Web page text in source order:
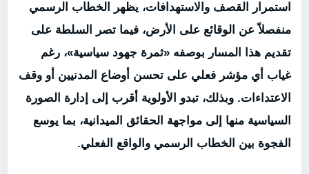
استمرار القصف والاستهدافات، يظهر الخطاب الرسمي
منفصلاً عن الوقائع على الأرض، فيما تصر السلطة على
تقديم هذا المسار بوصفه «ثمرة جهود سياسية»، رغم
غياب أي مؤشر فعلي على تحسن أوضاع المدنيين أو وقف
الاعتداءات. وبذلك، تبدو الأولوية أقرب إلى إدارة الصورة
السياسية منها إلى مواجهة الحقائق الميدانية، بما يوسع
الفجوة بين الخطاب الرسمي والواقع الفعلي.